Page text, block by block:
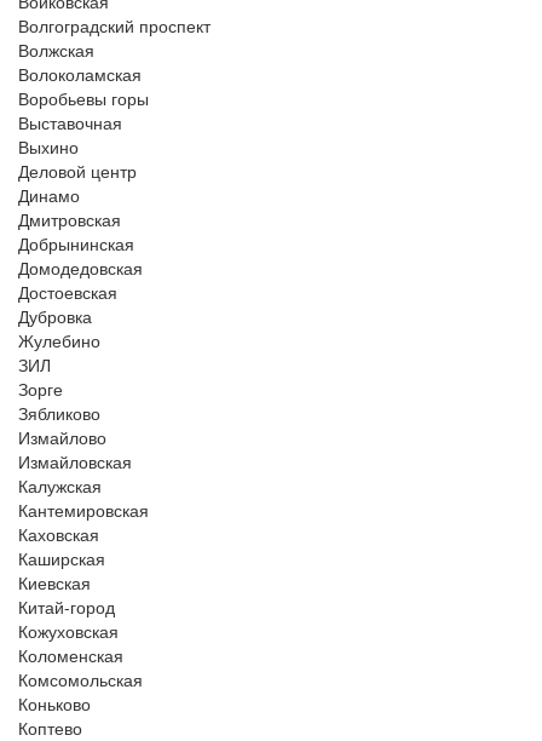
Волгоградский проспект
Волжская
Волоколамская
Воробьевы горы
Выставочная
Выхино
Деловой центр
Динамо
Дмитровская
Добрынинская
Домодедовская
Достоевская
Дубровка
Жулебино
ЗИЛ
Зорге
Зябликово
Измайлово
Измайловская
Калужская
Кантемировская
Каховская
Каширская
Киевская
Китай-город
Кожуховская
Коломенская
Комсомольская
Коньково
Коптево